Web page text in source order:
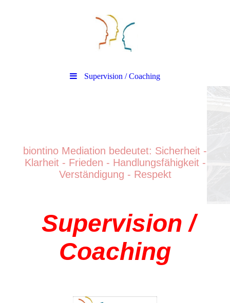
Supervision / Coaching
biontino Mediation bedeutet: Sicherheit -
Klarheit - Frieden - Handlungsfähigkeit -
Verständigung - Respekt
Supervision /
Coaching